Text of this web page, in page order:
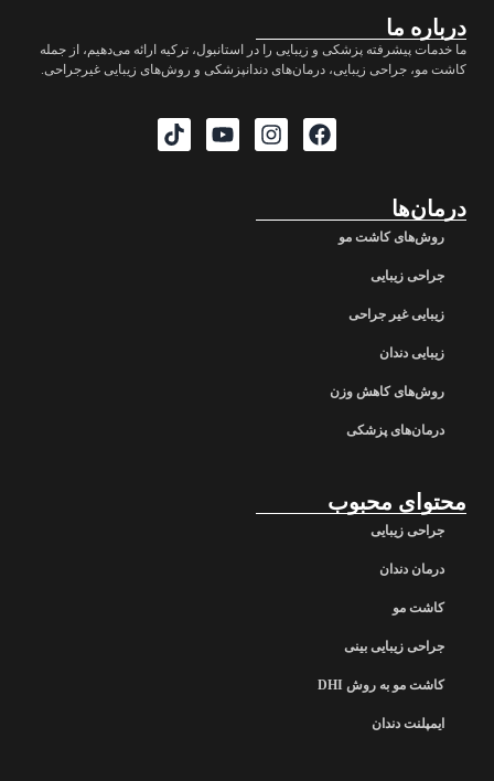
درباره ما
ما خدمات پیشرفته پزشکی و زیبایی را در استانبول، ترکیه ارائه می‌دهیم، از جمله
کاشت مو، جراحی زیبایی، درمان‌های دندانپزشکی و روش‌های زیبایی غیرجراحی.
درمان‌ها
روش‌های کاشت مو
جراحی زیبایی
زیبایی غیر جراحی
زیبایی دندان
روش‌های کاهش وزن
درمان‌های پزشکی
محتوای محبوب
جراحی زیبایی
درمان دندان
کاشت مو
جراحی زیبایی بینی
کاشت مو به روش DHI
ایمپلنت دندان